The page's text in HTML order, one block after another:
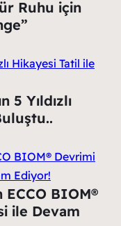
Ruhu için
5 Yıldızlı
BIOM®
ile Devam